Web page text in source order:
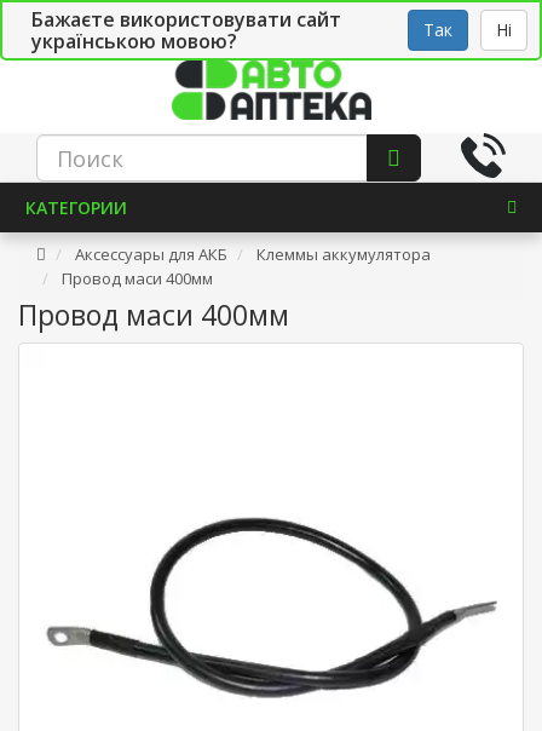
Бажаєте використовувати сайт
українською мовою?
Так Ні
СТО Укр
КАТЕГОРИИ
Аксессуары для АКБ
Клеммы аккумулятора
Провод маси 400мм
Провод маси 400мм